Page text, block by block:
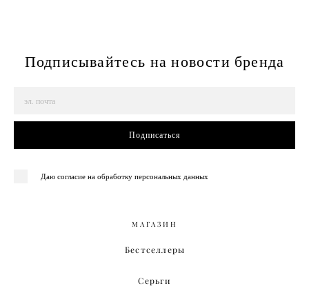
Подписывайтесь на новости бренда
Подписаться
Даю согласие на обработку персональных данных
МАГАЗИН
Бестселлеры
Серьги